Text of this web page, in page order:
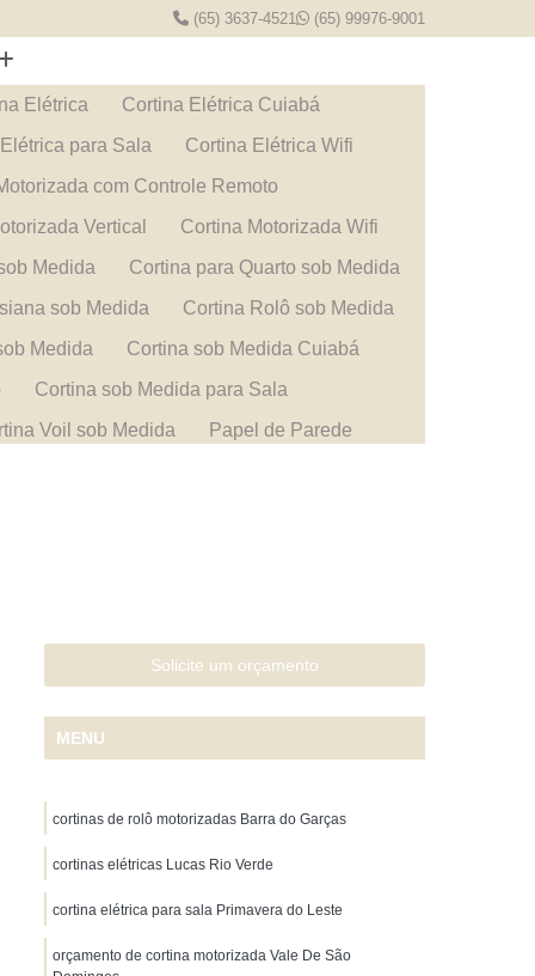
(65) 3637-4521 (65) 99976-9001
Elétrica
Cortina Elétrica Cuiabá
para Sala
Cortina Elétrica Wifi
com Controle Remoto
Vertical
Cortina Motorizada Wifi
Medida
Cortina para Quarto sob Medida
sob Medida
Cortina Rolô sob Medida
Medida
Cortina sob Medida Cuiabá
Cortina sob Medida para Sala
Voil sob Medida
Papel de Parede
Automatizada Cuiabá
Grosso
Persiana Elétrica
Elétrica Externa
Persiana Elétrica Janela
Motorizada
Persiana Blackout sob Medida
Persiana Dual Shade sob Medida
sob Medida
Persiana Rolô sob Medida
Medida
Persiana sob Medida Cuiabá
Solicite um orçamento
MENU
cortinas de rolô motorizadas Barra do Garças
cortinas elétricas Lucas Rio Verde
cortina elétrica para sala Primavera do Leste
orçamento de cortina motorizada Vale De São